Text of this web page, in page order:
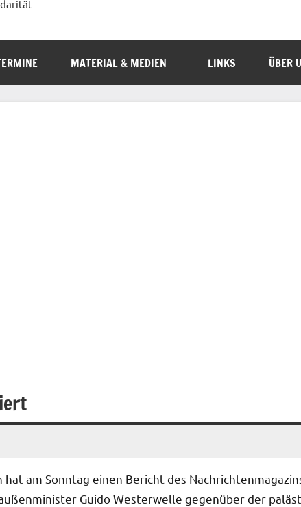
MATERIAL & MEDIEN LINKS ÜBER
am Sonntag einen Bericht des
Guido Westerwelle gegenüber der